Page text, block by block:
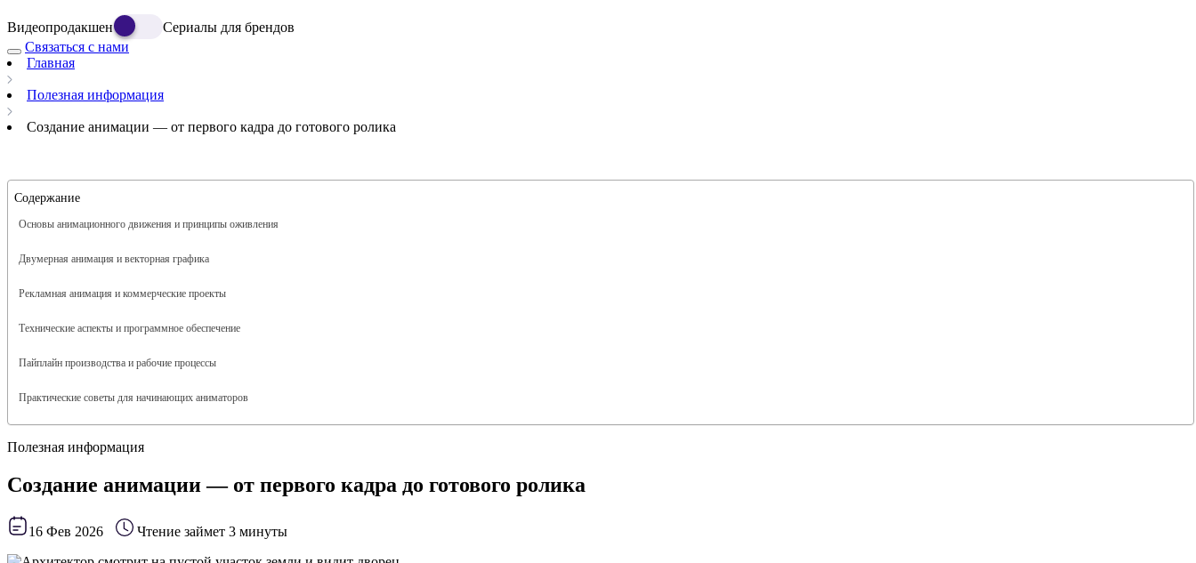
Видеопродакшен
Сериалы для брендов
Связаться с нами
Главная
Полезная информация
Создание анимации — от первого кадра до готового ролика
Содержание
Основы анимационного движения и принципы оживления
Двумерная анимация и векторная графика
Рекламная анимация и коммерческие проекты
Технические аспекты и программное обеспечение
Пайплайн производства и рабочие процессы
Практические советы для начинающих аниматоров
Полезная информация
Создание анимации — от первого кадра до готового ролика
16 Фев 2026 Чтение займет 3 минуты